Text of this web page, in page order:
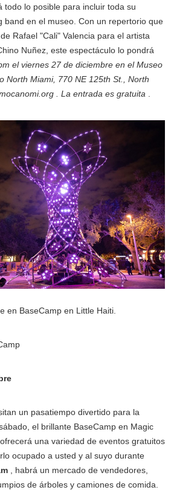
todo lo posible para incluir toda su
band en el museo. Con un repertorio que
Rafael "Cali" Valencia para el artista
Nuñez, este espectáculo lo pondrá
el viernes 27 de diciembre en el Museo
North Miami, 770 NE 125th St., North
. La entrada es gratuita
en BaseCamp en Little Haiti.
un pasatiempo divertido para la
el brillante BaseCamp en Magic
una variedad de eventos gratuitos
ocupado a usted y al suyo durante
, habrá un mercado de vendedores,
de árboles y camiones de comida.